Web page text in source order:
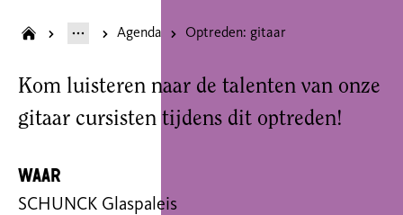
Agenda Optreden: gitaar
Kom luisteren naar de talenten van onze
gitaar cursisten tijdens dit optreden!
Waar
SCHUNCK Glaspaleis